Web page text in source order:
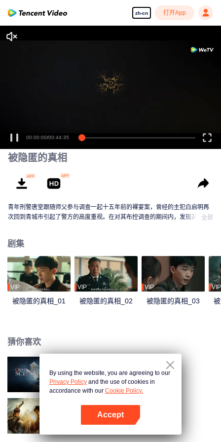
zh-cn 打开App
00:00:00/00:44:35
被隐匿的真相
青年刑警唐堂跟随师父参与调查一起十五年前的裸宴案，曾经的主犯白启明再
次回到青城市引起了警方的高度重视。在对其布控调查的期间内，发现其牵连
联系；在城内造成重大恶劣影响的偷狗二人组接连不断地引起事端，误食有毒
食品的老人小孩激化社会矛盾，而他们背后似乎与“老白”还有着千丝万缕的关
联；本地颇具盛名的鸿运餐厅老板王力失手杀人；以及那莫名消失的流浪
汉……在这种种谜团的背后，年轻正义的唐堂逐渐解开了真相，可这时，青梅
竹马却遭到绑架，其背后的始作俑者，竟是……
全部
剧集
VIP
被隐匿的真相_01
VIP
被隐匿的真相_02
VIP
被隐匿的真相_03
VIP
猜你喜欢
刑侦现场
鬼吹灯之精绝古城
By using the website, you are agreeing to our
Privacy Policy and the use of cookies in
accordance with our Cookie Policy.
Accept